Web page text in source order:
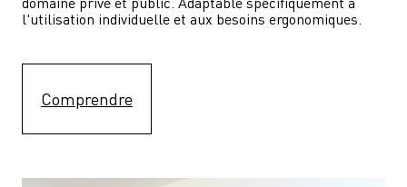
l'utilisation individuelle et aux besoins ergonomiques.
Comprendre